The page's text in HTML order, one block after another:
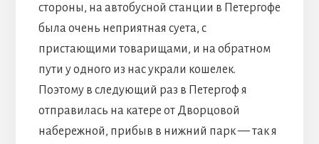
стороны, на автобусной станции в Петергофе
была очень неприятная суета, с
пристающими товарищами, и на обратном
пути у одного из нас украли кошелек.
Поэтому в следующий раз в Петергоф я
отправилась на катере от Дворцовой
набережной, прибыв в нижний парк — так я